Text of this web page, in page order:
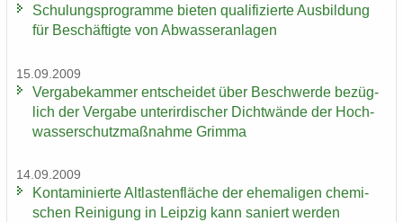
Schu­lungs­pro­gram­me bie­ten qua­li­fi­zier­te Aus­bil­dung
für Be­schäf­tig­te von Ab­was­ser­an­la­gen
15.09.2009
Ver­ga­be­kam­mer ent­schei­det über Be­schwer­de be­züg­
lich der Ver­ga­be un­ter­ir­di­scher Dicht­wän­de der Hoch­
was­ser­schutz­maß­nah­me Grim­ma
14.09.2009
Kon­ta­mi­nier­te Alt­las­ten­flä­che der ehe­ma­li­gen che­mi­
schen Rei­ni­gung in Leip­zig kann sa­niert wer­den